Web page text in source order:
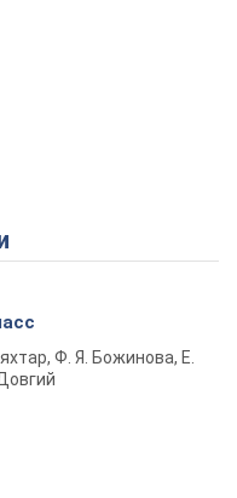
Ф. Я. Божинова, Е.